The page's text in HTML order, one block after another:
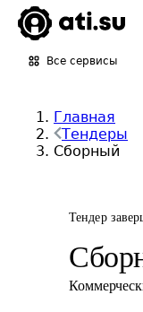
Все сервисы
Главная
Тендеры
Сборный
Тендер